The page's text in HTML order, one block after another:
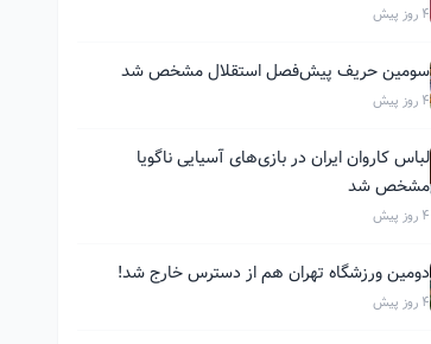
4 روز پیش
سومین حریف پیش‌فصل استقلال مشخص شد
4 روز پیش
لباس کاروان ایران در بازی‌های آسیایی ناگویا
مشخص شد
4 روز پیش
دومین ورزشگاه تهران هم از دسترس خارج شد!
4 روز پیش